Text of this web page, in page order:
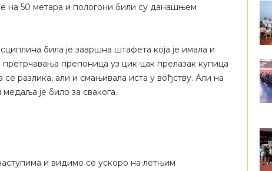
на 50 метара и пологони били су данашњем
била је завршна штафета која је имала и
препоница уз цик-цак прелазак купица
разлика, али и смањивала иста у вођству. Али на
је било за свакога.
и видимо се ускоро на летњим